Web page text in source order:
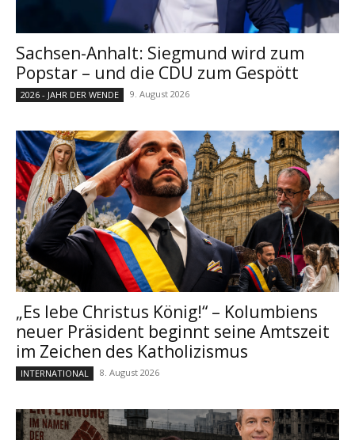
Sachsen-Anhalt: Siegmund wird zum
Popstar – und die CDU zum Gespött
2026 - JAHR DER WENDE 9. August 2026
„Es lebe Christus König!“ – Kolumbiens
neuer Präsident beginnt seine Amtszeit
im Zeichen des Katholizismus
INTERNATIONAL 8. August 2026